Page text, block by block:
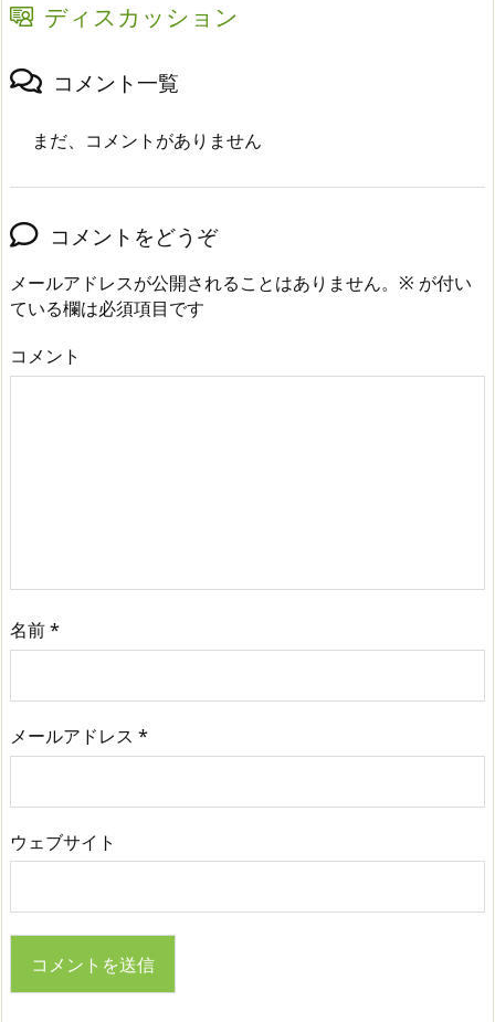
ディスカッション
コメント一覧
まだ、コメントがありません
コメントをどうぞ
メールアドレスが公開されることはありません。 ※ が付い
ている欄は必須項目です
コメント
名前*
メールアドレス *
ウェブサイト